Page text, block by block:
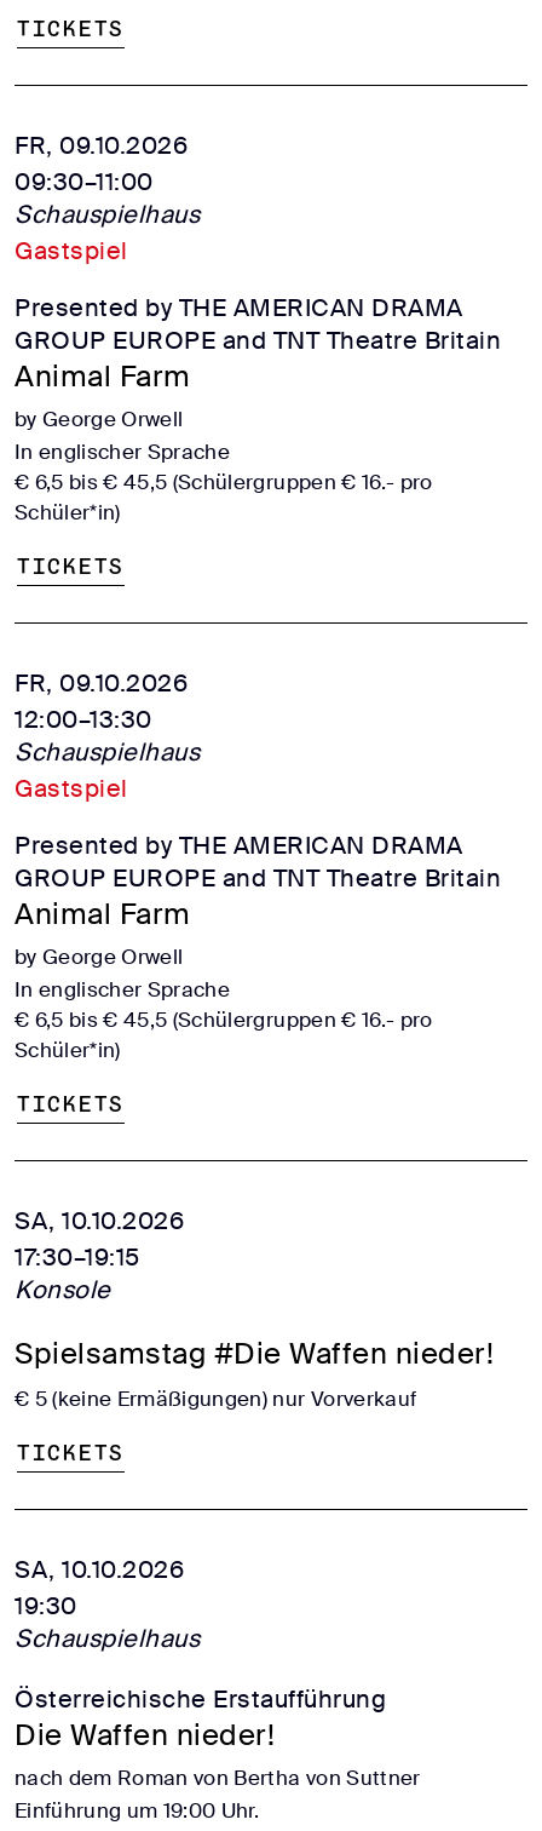
Tickets
FR, 09.10.2026
09:30–11:00
Schauspielhaus
Gastspiel
Presented by THE AMERICAN DRAMA
GROUP EUROPE and TNT Theatre Britain
Animal Farm
by George Orwell
In englischer Sprache
€ 6,5 bis € 45,5 (Schülergruppen € 16.- pro
Schüler*in)
Tickets
FR, 09.10.2026
12:00–13:30
Schauspielhaus
Gastspiel
Presented by THE AMERICAN DRAMA
GROUP EUROPE and TNT Theatre Britain
Animal Farm
by George Orwell
In englischer Sprache
€ 6,5 bis € 45,5 (Schülergruppen € 16.- pro
Schüler*in)
Tickets
SA, 10.10.2026
17:30–19:15
Konsole
Spielsamstag #Die Waffen nieder!
€ 5 (keine Ermäßigungen) nur Vorverkauf
Tickets
SA, 10.10.2026
19:30
Schauspielhaus
Österreichische Erstaufführung
Die Waffen nieder!
nach dem Roman von Bertha von Suttner
Einführung um 19:00 Uhr.